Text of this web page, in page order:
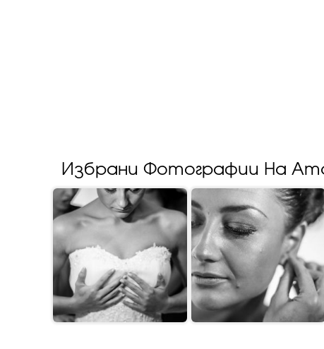
Избрани Фотографии На